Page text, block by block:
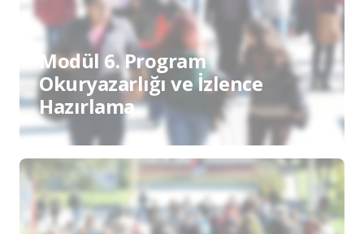
Modül 6. Program
Okuryazarlığı ve İzlence
Hazırlama